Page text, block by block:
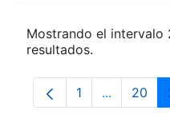
Mostrando el intervalo
resultados.
Página
1 ...Páginas
20